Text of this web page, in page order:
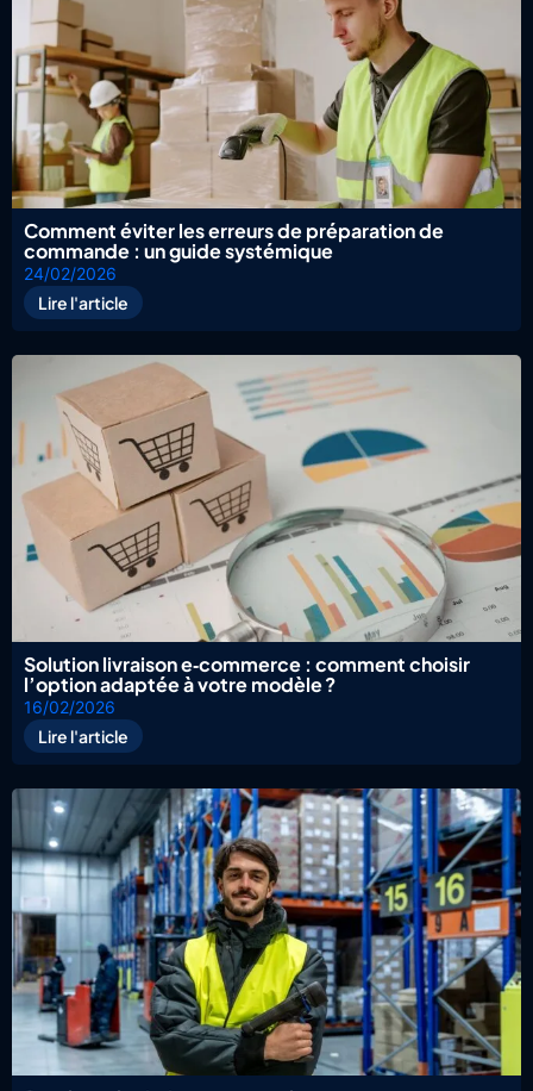
Comment éviter les erreurs de préparation de
commande : un guide systémique
24/02/2026
Lire l'article
Solution livraison e‑commerce : comment choisir
l’option adaptée à votre modèle ?
16/02/2026
Lire l'article